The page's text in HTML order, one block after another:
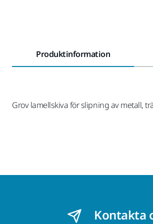
Produktinformation
Grov lamellskiva för slipning av metall,
Kontakta